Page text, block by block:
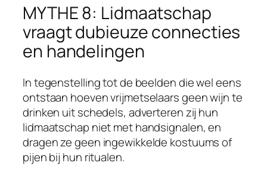
MYTHE 8: Lidmaatschap
vraagt dubieuze connecties
en handelingen
In tegenstelling tot de beelden die wel eens
ontstaan hoeven vrijmetselaars geen wijn te
drinken uit schedels, adverteren zij hun
lidmaatschap niet met handsignalen, en
dragen ze geen ingewikkelde kostuums of
pijen bij hun ritualen.